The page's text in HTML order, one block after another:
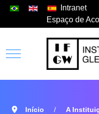
Intranet
Espaço de
Início A